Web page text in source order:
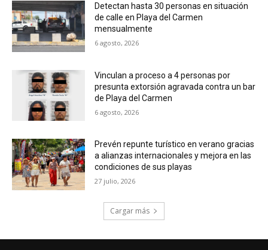
Detectan hasta 30 personas en situación
de calle en Playa del Carmen
mensualmente
6 agosto, 2026
Vinculan a proceso a 4 personas por
presunta extorsión agravada contra un bar
de Playa del Carmen
6 agosto, 2026
Prevén repunte turístico en verano gracias
a alianzas internacionales y mejora en las
condiciones de sus playas
27 julio, 2026
Cargar más